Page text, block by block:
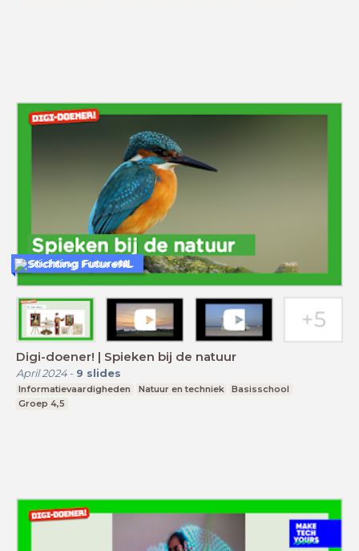
Digi-doener! | Spieken bij de natuur
April 2024- 9 slides
Informatievaardigheden Natuur en techniek
Basisschool
Groep 4,5
Stichting FutureNL